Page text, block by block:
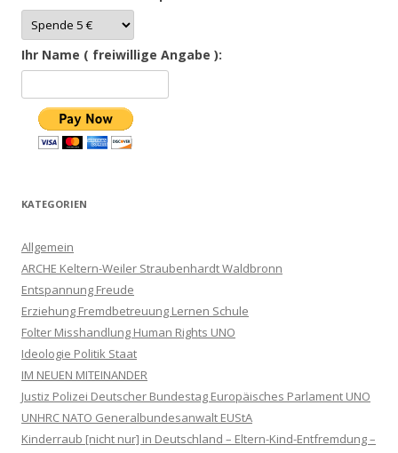
Ihr Name ( freiwillige Angabe ):
KATEGORIEN
Allgemein
ARCHE Keltern-Weiler Straubenhardt Waldbronn
Entspannung Freude
Erziehung Fremdbetreuung Lernen Schule
Folter Misshandlung Human Rights UNO
Ideologie Politik Staat
IM NEUEN MITEINANDER
Justiz Polizei Deutscher Bundestag Europäisches Parlament UNO
UNHRC NATO Generalbundesanwalt EUStA
Kinderraub [nicht nur] in Deutschland – Eltern-Kind-Entfremdung –